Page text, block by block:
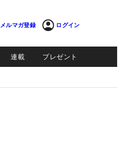
メルマガ登録 ログイン
連載 プレゼント